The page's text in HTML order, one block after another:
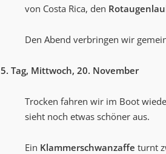
von Costa Rica, den
Den Abend verbringen wir
5. Tag, Mittwoch, 20. November
Trocken fahren wir im Boot
sieht noch etwas schöner aus.
Ein Klammerschwanzaffe turnt